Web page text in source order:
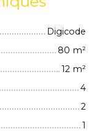
Digicode
80 m²
12 m²
4
2
1